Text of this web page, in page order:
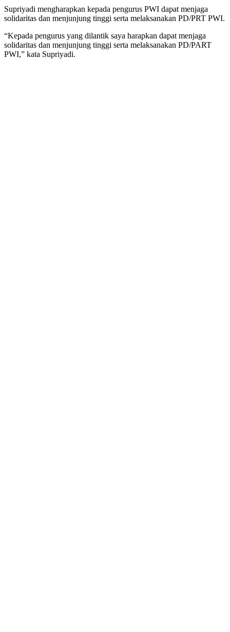
Supriyadi mengharapkan kepada pengurus PWI dapat menjaga
solidaritas dan menjunjung tinggi serta melaksanakan PD/PRT PWI.
“Kepada pengurus yang dilantik saya harapkan dapat menjaga
solidaritas dan menjunjung tinggi serta melaksanakan PD/PART
PWI,” kata Supriyadi.